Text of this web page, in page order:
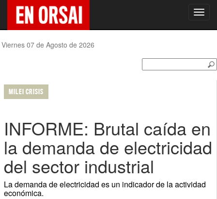
Viernes 07 de Agosto de 2026
MILEI CRISIS
INFORME: Brutal caída en
la demanda de electricidad
del sector industrial
La demanda de electricidad es un indicador de la actividad
económica.